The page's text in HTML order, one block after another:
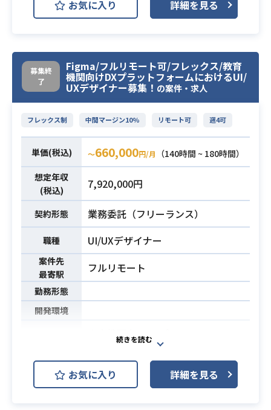
ティブアプリケーション」の開発を
用したCI環境を構築しております。
ソースコードはGitHub上で管理され
ており、PullRequestベースで開発し
ています。
必須スキル
・Vue、React、Angularなどを利用
した開発経験、運用経験
ルド環境の構築、運用経験
・フロントエンドのCI環境構築、運
用経験
業務内容
賃貸業界にはまだまだレガシーな仕
【具体的な業務内容】
- SwiftまたはFlutterを用いたiOSア
プリ開発
- アーキテクチャ、パフォーマンス、
セキュリティを意識したプロダクト
開発
- アーキテクチャや開発言語などの技
術選定
- 不具合修正やストア申請などの運用
【開発環境】
ソースコードはGitHub上で管理さ
れ、PullRequestベースで開発してい
ます。
自動テストや内部QA、リリース作業
などはBitriseによるCICDが構築され
ています。
必須スキル
・iOSの標準ライブラリやフレームワ
ークに関する知識
・SwiftやFlutterを利用したiOSアプ
リの開発、および運用経験(目安3年
GCP (Google Cloud Platform)
Flutter
業務内容
住生活プラットフォームに関する、
アプリケーション開発をお任せしま
賃貸の入居から退去までの面倒な手
を目指して日々開発を行っていま
既に提供しているサービスの具体例
としては、下記のようなものが挙げ
られます。
・契約更新手続き / 退去時の手続
き
・入居時の傷や汚れの申請
・入退去時の電気やガスの自動切
動回答
連携
賃貸業界にはまだまだレガシーな仕
お気に入り 詳細を見る
募集終
了
Figma/フルリモート可/フレックス/教育
機関向けDXプラットフォームにおけるUI/
UXデザイナー募集！ の案件・求人
フレックス制 中間マージン10% リモート可 週4可
単価(税込) 〜660,000円/月
（140時間 ~ 180時間）
想定年収
(税込)
7,920,000円
契約形態 業務委託（フリーランス）
職種 UI/UXデザイナー
案件先
最寄駅
フルリモート
勤務形態
開発環境
教育機関向けDXプラットフォームの
UI/UXデザインを担当いただきます。
大学・専門学校でのオンライン教育
を実現するサービスです。
お気に入り 詳細を見る